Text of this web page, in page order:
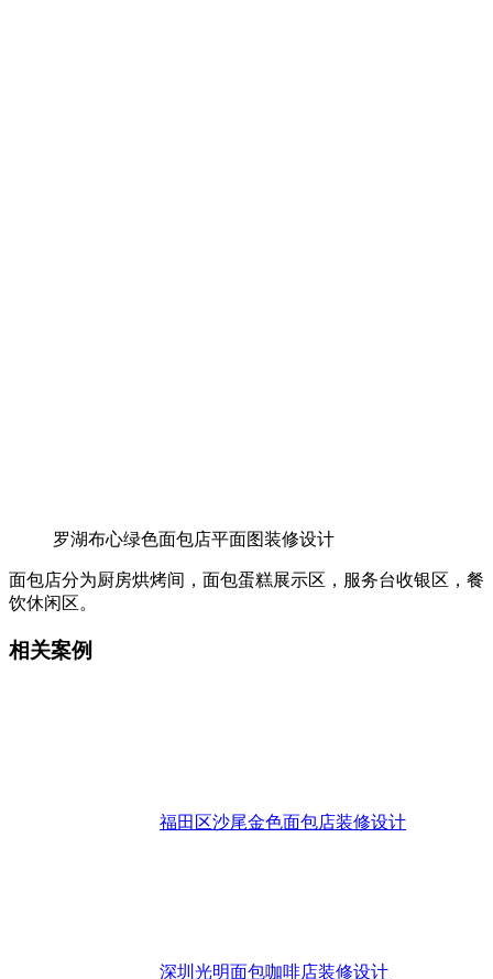
罗湖布心绿色面包店平面图装修设计
面包店分为厨房烘烤间，面包蛋糕展示区，服务台收银区，餐
饮休闲区。
相关案例
福田区沙尾金色面包店装修设计
深圳光明面包咖啡店装修设计